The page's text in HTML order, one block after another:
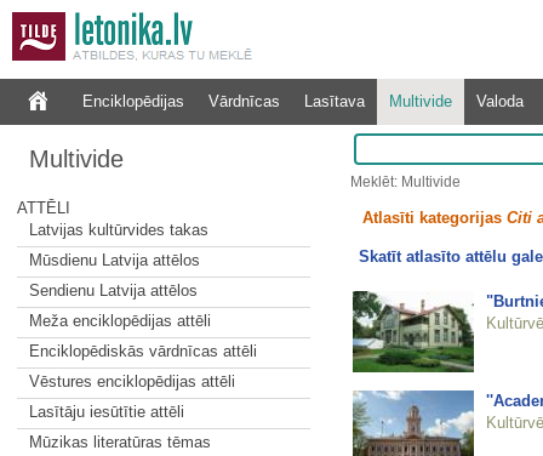
Enciklopēdijas Vārdnīcas Lasītava Multivide Valoda
Multivide
ATTĒLI
Latvijas kultūrvides takas
Mūsdienu Latvija attēlos
Sendienu Latvija attēlos
Meža enciklopēdijas attēli
Enciklopēdiskās vārdnīcas attēli
Vēstures enciklopēdijas attēli
Lasītāju iesūtītie attēli
Mūzikas literatūras tēmas
Meklēt: Multivide
Atlasīti kategorijas Citi
Skatīt atlasīto attēlu